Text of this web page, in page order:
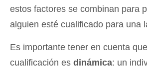
estos factores se combinan para
alguien esté cualificado para una
Es importante tener en cuenta
cualificación es dinámica: un